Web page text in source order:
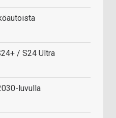
/ S24 Ultra
luvulla